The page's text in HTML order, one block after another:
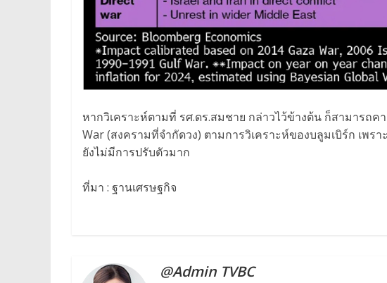
หากวิเคราะห์ตามที่ รศ.ดร.สมชาย กล่าวไว้ข้างต้น ก็สามารถค
War (สงครามที่จำกัดวง) ตามการวิเคราะห์ของบลูมเบิร์ก เพร
ยังไม่มีการปรับตัวมาก
ที่มา : ฐานเศรษฐกิจ
@Admin TVBC